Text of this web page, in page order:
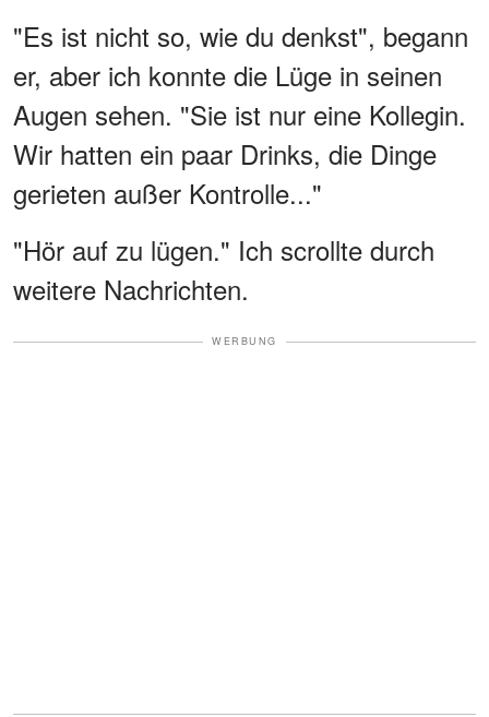
"Es ist nicht so, wie du denkst", begann
er, aber ich konnte die Lüge in seinen
Augen sehen. "Sie ist nur eine Kollegin.
Wir hatten ein paar Drinks, die Dinge
gerieten außer Kontrolle..."
"Hör auf zu lügen." Ich scrollte durch
weitere Nachrichten.
WERBUNG